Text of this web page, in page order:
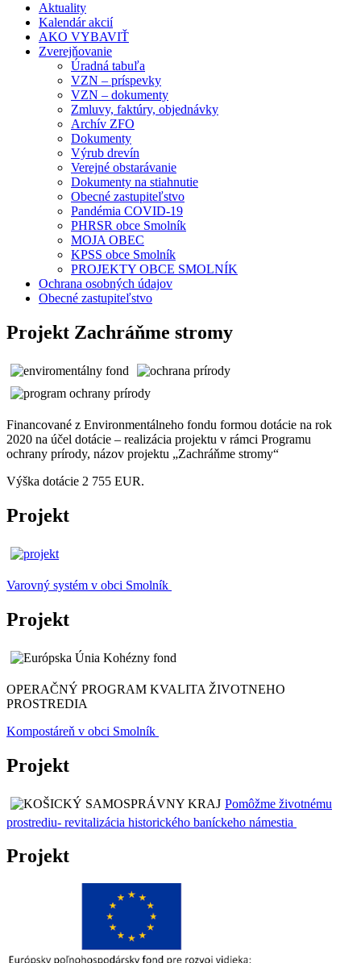
Aktuality
Kalendár akcií
AKO VYBAVIŤ
Zverejňovanie
Úradná tabuľa
VZN – príspevky
VZN – dokumenty
Zmluvy, faktúry, objednávky
Archív ZFO
Dokumenty
Výrub drevín
Verejné obstarávanie
Dokumenty na stiahnutie
Obecné zastupiteľstvo
Pandémia COVID-19
PHRSR obce Smolník
MOJA OBEC
KPSS obce Smolník
PROJEKTY OBCE SMOLNÍK
Ochrana osobných údajov
Obecné zastupiteľstvo
Projekt Zachráňme stromy
Financované z Environmentálneho fondu formou dotácie na rok
2020 na účel dotácie – realizácia projektu v rámci Programu
ochrany prírody, názov projektu „Zachráňme stromy“
Výška dotácie 2 755 EUR.
Projekt
Varovný systém v obci Smolník
Projekt
OPERAČNÝ PROGRAM KVALITA ŽIVOTNEHO
PROSTREDIA
Kompostáreň v obci Smolník
Projekt
Pomôžme životnému
prostrediu- revitalizácia historického baníckeho námestia
Projekt